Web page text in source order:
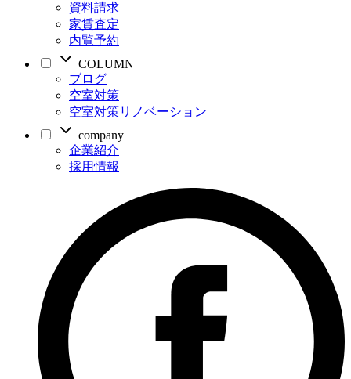
資料請求
家賃査定
内覧予約
COLUMN
ブログ
空室対策
空室対策リノベーション
company
企業紹介
採用情報